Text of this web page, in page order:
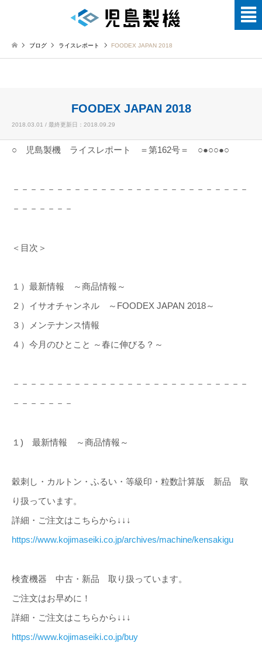
ブログ ライスレポート FOODEX JAPAN 2018
FOODEX JAPAN 2018
2018.03.01 / 最終更新日：2018.09.29
○ 児島製機 ライスレポート ＝第162号＝ ○●○○●○
－－－－－－－－－－－－－－－－－－－－－－－－－－－
－－－－－－－
＜目次＞
１）最新情報 ～商品情報～
２）イサオチャンネル ～FOODEX JAPAN 2018～
３）メンテナンス情報
４）今月のひとこと ～春に伸びる？～
－－－－－－－－－－－－－－－－－－－－－－－－－－－
－－－－－－－
１) 最新情報 ～商品情報～
穀刺し・カルトン・ふるい・等級印・粒数計算版 新品 取
り扱っています。
詳細・ご注文はこちらから↓↓↓
https://www.kojimaseiki.co.jp/archives/machine/kensakigu
検査機器 中古・新品 取り扱っています。
ご注文はお早めに！
詳細・ご注文はこちらから↓↓↓
https://www.kojimaseiki.co.jp/buy